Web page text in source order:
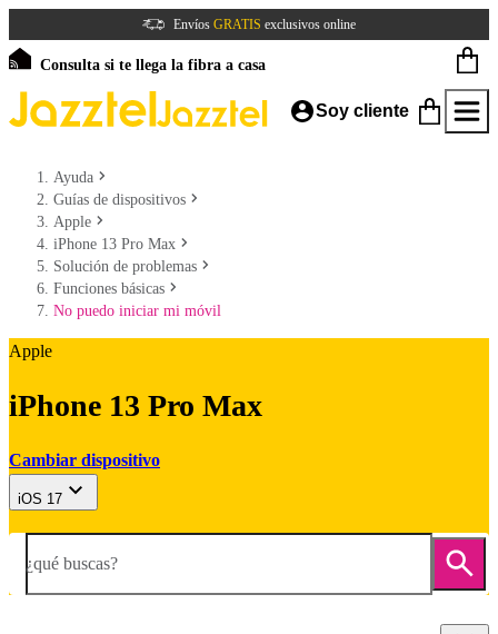
Envíos GRATIS exclusivos online
Consulta si te llega la fibra a casa
Soy cliente
Ayuda
Guías de dispositivos
Apple
iPhone 13 Pro Max
Solución de problemas
Funciones básicas
No puedo iniciar mi móvil
Apple
iPhone 13 Pro Max
Cambiar dispositivo
iOS 17
¿qué buscas?